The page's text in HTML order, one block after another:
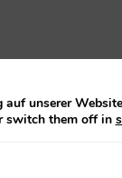
Bräune,
Haut zu lange
von Care
unserer
switch them off in